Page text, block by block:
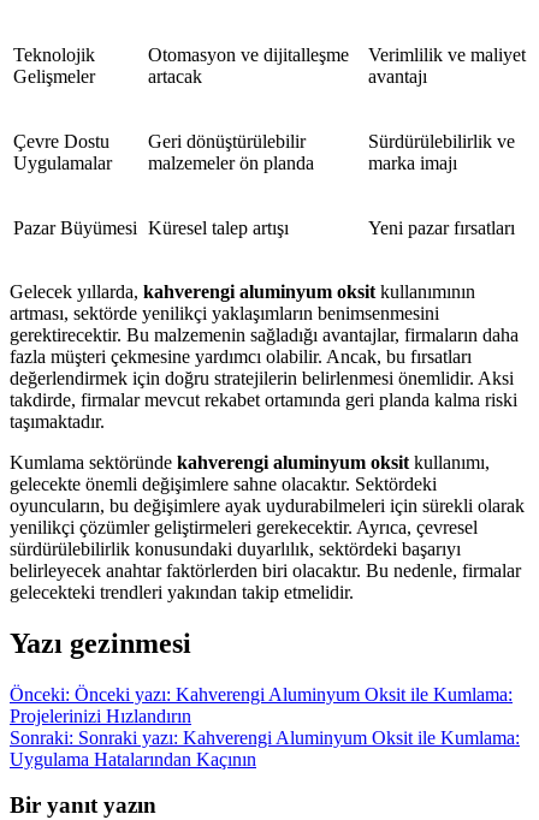
Teknolojik
Gelişmeler
Otomasyon ve dijitalleşme
artacak
Verimlilik ve maliyet
avantajı
Çevre Dostu
Uygulamalar
Geri dönüştürülebilir
malzemeler ön planda
Sürdürülebilirlik ve
marka imajı
Pazar Büyümesi Küresel talep artışı Yeni pazar fırsatları
Gelecek yıllarda, kahverengi aluminyum oksit kullanımının
artması, sektörde yenilikçi yaklaşımların benimsenmesini
gerektirecektir. Bu malzemenin sağladığı avantajlar, firmaların daha
fazla müşteri çekmesine yardımcı olabilir. Ancak, bu fırsatları
değerlendirmek için doğru stratejilerin belirlenmesi önemlidir. Aksi
takdirde, firmalar mevcut rekabet ortamında geri planda kalma riski
taşımaktadır.
Kumlama sektöründe kahverengi aluminyum oksit kullanımı,
gelecekte önemli değişimlere sahne olacaktır. Sektördeki
oyuncuların, bu değişimlere ayak uydurabilmeleri için sürekli olarak
yenilikçi çözümler geliştirmeleri gerekecektir. Ayrıca, çevresel
sürdürülebilirlik konusundaki duyarlılık, sektördeki başarıyı
belirleyecek anahtar faktörlerden biri olacaktır. Bu nedenle, firmalar
gelecekteki trendleri yakından takip etmelidir.
Yazı gezinmesi
Önceki: Önceki yazı: Kahverengi Aluminyum Oksit ile Kumlama:
Projelerinizi Hızlandırın
Sonraki: Sonraki yazı: Kahverengi Aluminyum Oksit ile Kumlama:
Uygulama Hatalarından Kaçının
Bir yanıt yazın